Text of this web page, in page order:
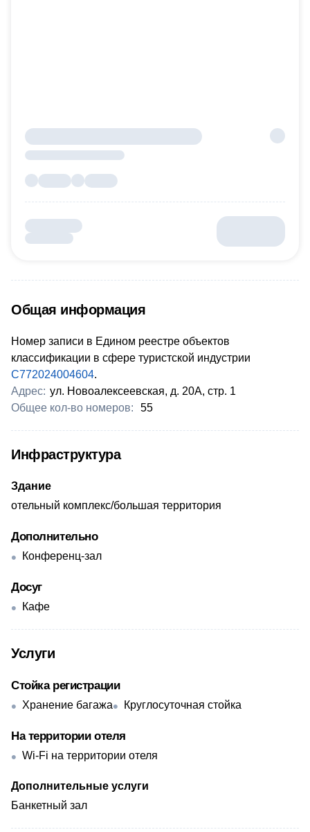
Общая информация
Номер записи в Едином реестре объектов
классификации в сфере туристской индустрии
С772024004604.
Адрес: ул. Новоалексеевская, д. 20А, стр. 1
Общее кол-во номеров:
55
Инфраструктура
Здание
отельный комплекс/большая территория
Дополнительно
Конференц-зал
Досуг
Кафе
Услуги
Стойка регистрации
Хранение багажа Круглосуточная стойка
На территории отеля
Wi-Fi на территории отеля
Дополнительные услуги
Банкетный зал